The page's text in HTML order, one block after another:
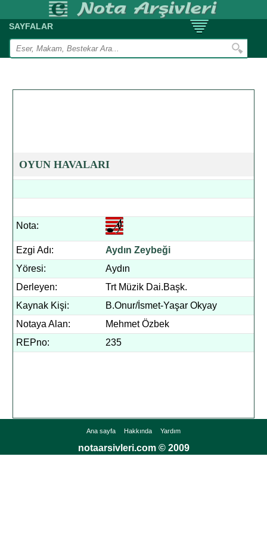
SAYFALAR
OYUN HAVALARI
Nota:
Ezgi Adı:
Aydın Zeybeği
Yöresi:
Aydın
Derleyen:
Trt Müzik Dai.Başk.
Kaynak Kişi:
B.Onur/İsmet-Yaşar Okyay
Notaya Alan:
Mehmet Özbek
REPno:
235
Ana sayfa Hakkında Yardım
notaarsivleri.com © 2009